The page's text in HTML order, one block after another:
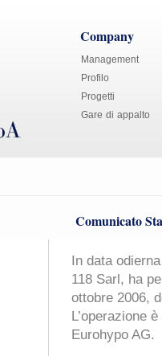
Company
Management
Profilo
Progetti
Gare di appalto
Comunicato
In data
118 Sarl, ha
ottobre 2006,
L’operazione
Eurohypo AG.